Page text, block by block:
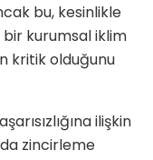
bu, kesinlikle
kurumsal iklim
kritik olduğunu
ilişkin
zincirleme